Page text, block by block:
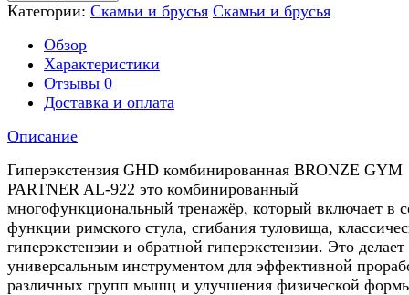
Категории: Скамьи и брусья Скамьи и брусья
Обзор
Характеристики
Отзывы 0
Доставка и оплата
Описание
Гиперэкстензия GHD комбинированная BRONZE GYM
PARTNER AL-922 это комбинированный
многофункциональный тренажёр, который включает в
функции римского стула, сгибания туловища,
гиперэкстензии и обратной гиперэкстензии. Это делает
универсальным инструментом для эффективной
различных групп мышц и улучшения физической